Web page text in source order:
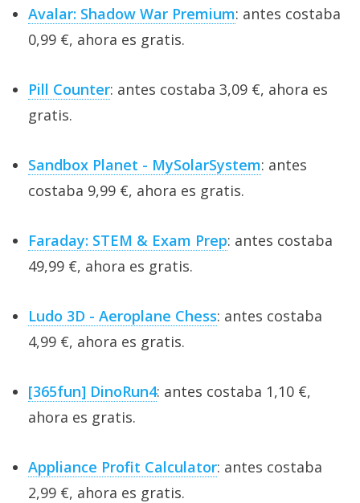
Avalar: Shadow War Premium: antes costaba
0,99 €, ahora es gratis.
Pill Counter: antes costaba 3,09 €, ahora es
gratis.
Sandbox Planet - MySolarSystem: antes
costaba 9,99 €, ahora es gratis.
Faraday: STEM & Exam Prep: antes costaba
49,99 €, ahora es gratis.
Ludo 3D - Aeroplane Chess: antes costaba
4,99 €, ahora es gratis.
[365fun] DinoRun4: antes costaba 1,10 €,
ahora es gratis.
Appliance Profit Calculator: antes costaba
2,99 €, ahora es gratis.